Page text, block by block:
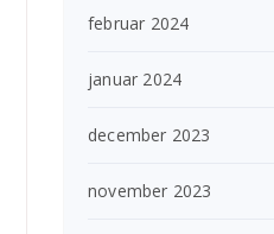
februar 2024
januar 2024
december 2023
november 2023